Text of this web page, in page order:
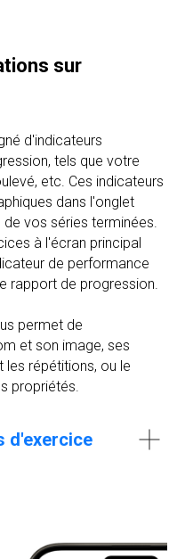
sur
d'indicateurs
tels que votre
etc. Ces indicateurs
dans l'onglet
de vos séries terminées.
à l'écran principal
de performance
rapport de progression.
permet de
et son image, ses
répétitions, ou le
propriétés.
d'exercice